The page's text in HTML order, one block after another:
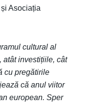
Asociația
cultural al
atât investițiile, cât
cu pregătirile
că anul viitor
european. Sper